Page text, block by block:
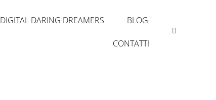
DIGITAL DARING DREAMERS BLOG
CONTATTI